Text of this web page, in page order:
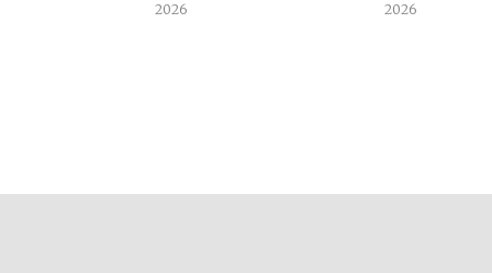
2026
2026